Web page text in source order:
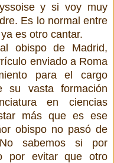
y si voy muy
Es lo normal entre
es otro cantar.
obispo de Madrid,
enviado a Roma
para el cargo
su vasta formación
en ciencias
más que es ese
obispo no pasó de
sabemos si por
por evitar que otro